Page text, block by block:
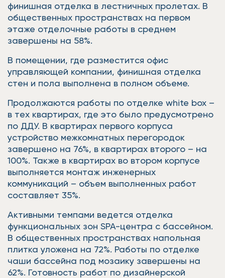
финишная отделка в лестничных пролетах. В
общественных пространствах на первом
этаже отделочные работы в среднем
завершены на 58%.
В помещении, где разместится офис
управляющей компании, финишная отделка
стен и пола выполнена в полном объеме.
Продолжаются работы по отделке white box –
в тех квартирах, где это было предусмотрено
по ДДУ. В квартирах первого корпуса
устройство межкомнатных перегородок
завершено на 76%, в квартирах второго – на
100%. Также в квартирах во втором корпусе
выполняется монтаж инженерных
коммуникаций – объем выполненных работ
составляет 35%.
Активными темпами ведется отделка
функциональных зон SPA-центра с бассейном.
В общественных пространствах напольная
плитка уложена на 72%. Работы по отделке
чаши бассейна под мозаику завершены на
62%. Готовность работ по дизайнерской